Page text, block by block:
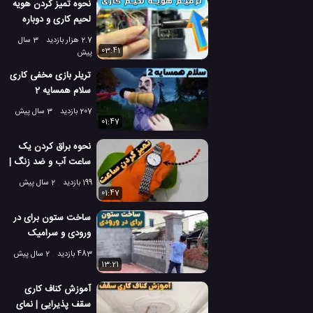
نحوه تمیز کردن هویه
لحیم کاری و دوباره
قلع کردن آن
2.7 هزار بازدید
3 سال
پیش
03:41
تریلر بازی مخفی کاری
سلام همسایه 2
207 بازدید
3 سال پیش
01:47
نحوه براق کردن یک
ساعت آب و ضد زنگ |
ترفندهای تمیز کاری
199 بازدید
2 سال پیش
01:47
ساخت ستون برای در
ورودی و سرامیک
کاری ستون با سیمان
483 بازدید
2 سال پیش
13:21
آموزش کناف کاری
سقف پذیرایی | نمای